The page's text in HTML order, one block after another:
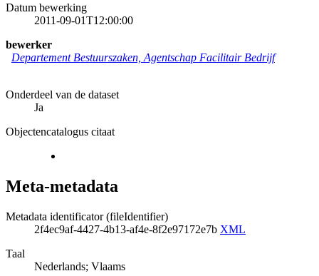
Datum bewerking
2011-09-01T12:00:00
bewerker
Departement Bestuurszaken, Agentschap Facilitair Bedrijf
Onderdeel van de dataset
Ja
Objectencatalogus citaat
Meta-metadata
Metadata identificator (fileIdentifier)
2f4ec9af-4427-4b13-af4e-8f2e97172e7b XML
Taal
Nederlands; Vlaams